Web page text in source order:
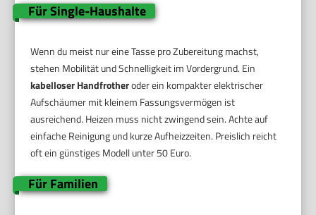
Für Single-Haushalte
Wenn du meist nur eine Tasse pro Zubereitung machst,
stehen Mobilität und Schnelligkeit im Vordergrund. Ein
kabelloser Handfrotheroder ein kompakter elektrischer
Aufschäumer mit kleinem Fassungsvermögen ist
ausreichend. Heizen muss nicht zwingend sein. Achte auf
einfache Reinigung und kurze Aufheizzeiten. Preislich reicht
oft ein günstiges Modell unter 50 Euro.
Für Familien